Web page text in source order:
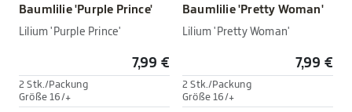
Baumlilie 'Purple Prince'
Lilium 'Purple Prince'
7,99 €
2 Stk./Packung
Größe 16/+
Baumlilie 'Pretty Woman'
Lilium 'Pretty Woman'
7,99 €
2 Stk./Packung
Größe 16/+